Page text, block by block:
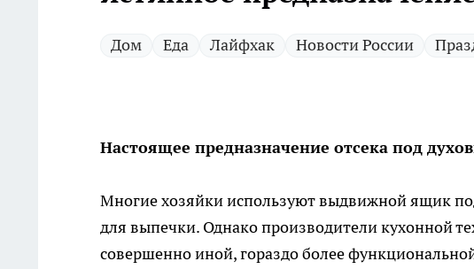
Дом Еда Лайфхак Новости России
Настоящее предназначение отсека под
Многие хозяйки используют выдвижной ящик
для выпечки. Однако производители кухонной
совершенно иной, гораздо более